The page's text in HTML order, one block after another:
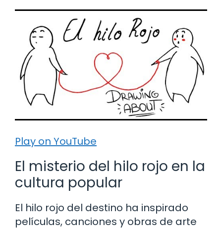
Play on YouTube
El misterio del hilo rojo en la
cultura popular
El hilo rojo del destino ha inspirado
películas, canciones y obras de arte